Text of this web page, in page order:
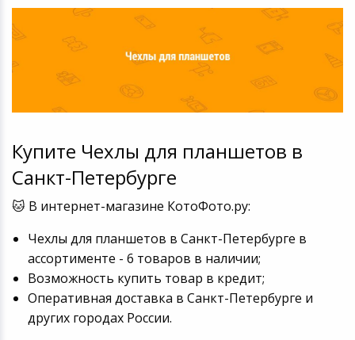
Купите Чехлы для планшетов в
Санкт-Петербурге
🐱 В интернет-магазине КотоФото.ру:
Чехлы для планшетов в Санкт-Петербурге в
ассортименте - 6 товаров в наличии;
Возможность купить товар в кредит;
Оперативная доставка в Санкт-Петербурге и
других городах России.